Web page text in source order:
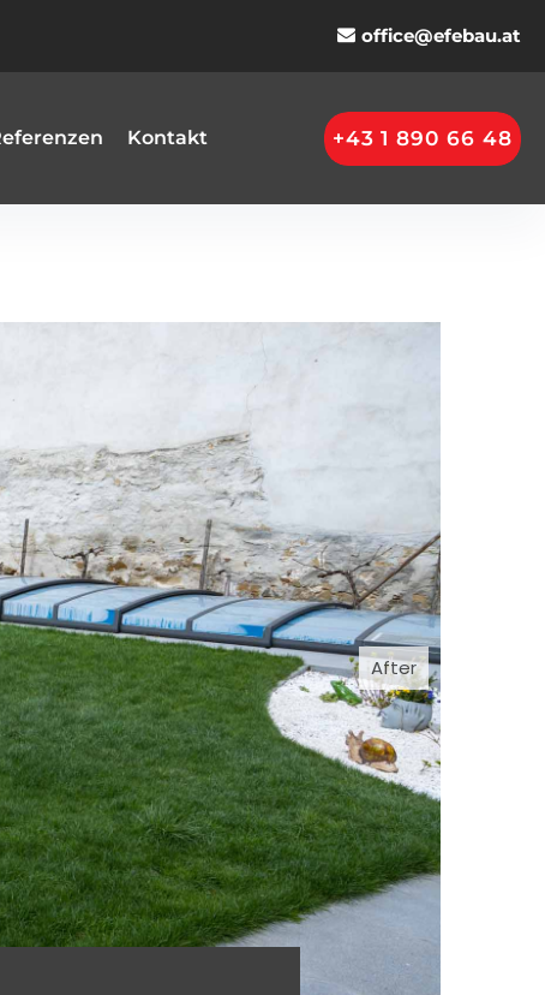
office@efebau.at
Kontakt +43 1 890 66 48
After